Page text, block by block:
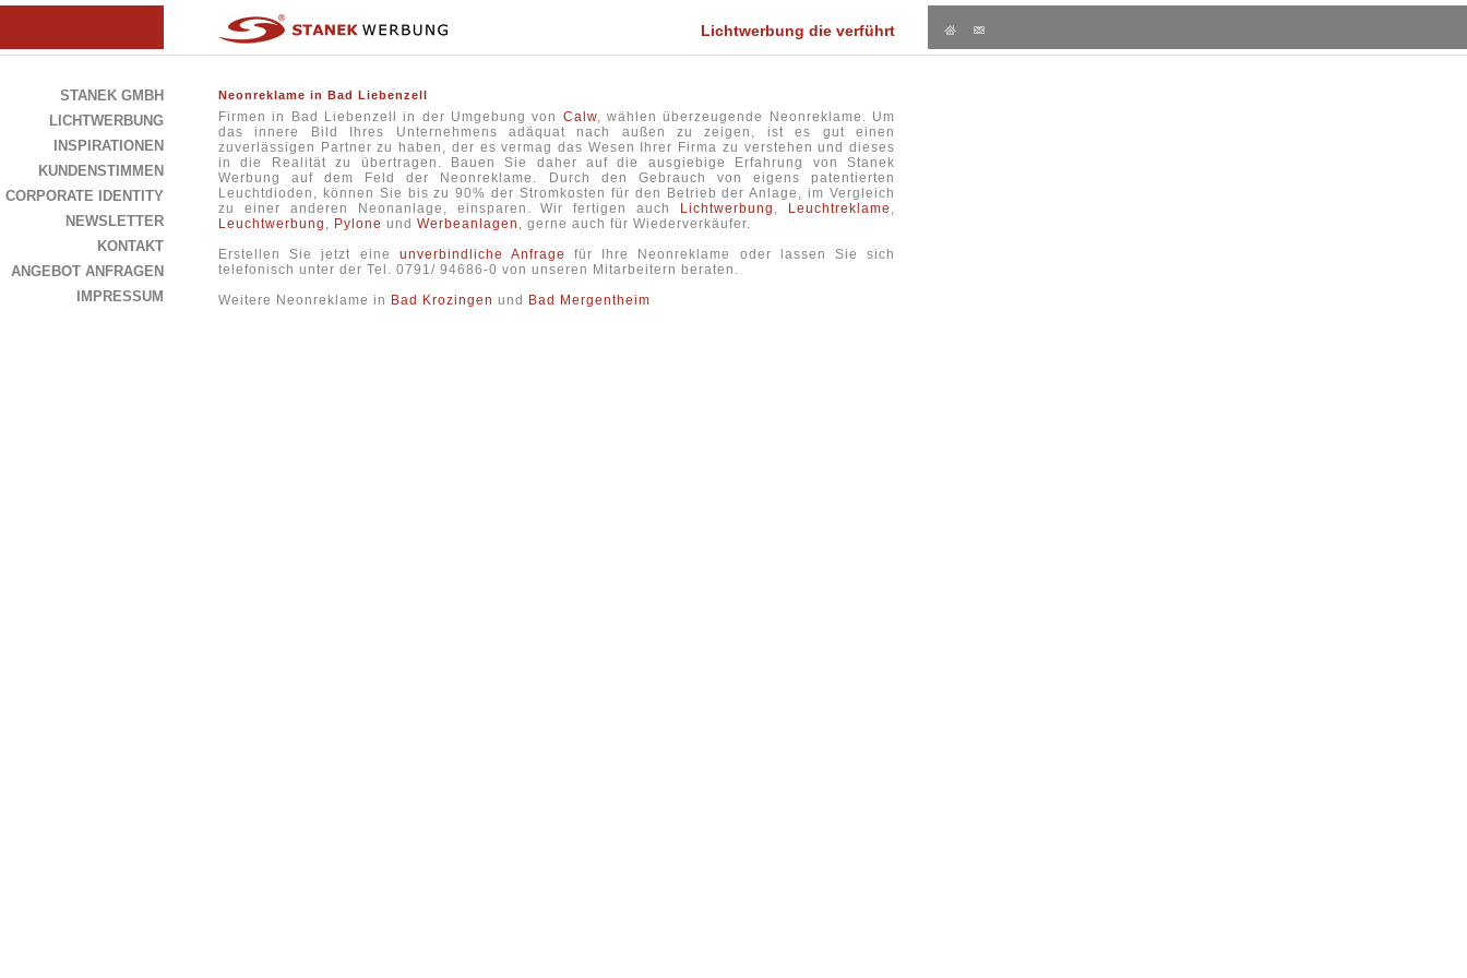
Lichtwerbung die verführt
STANEK GMBH
LICHTWERBUNG
INSPIRATIONEN
KUNDENSTIMMEN
CORPORATE IDENTITY
NEWSLETTER
KONTAKT
ANGEBOT ANFRAGEN
IMPRESSUM
Neonreklame in Bad Liebenzell
Firmen in Bad Liebenzell in der Umgebung von Calw, wählen überzeugende Neonreklame. Um
das innere Bild Ihres Unternehmens adäquat nach außen zu zeigen, ist es gut einen
zuverlässigen Partner zu haben, der es vermag das Wesen Ihrer Firma zu verstehen und dieses
in die Realität zu übertragen. Bauen Sie daher auf die ausgiebige Erfahrung von Stanek
Werbung auf dem Feld der Neonreklame. Durch den Gebrauch von eigens patentierten
Leuchtdioden, können Sie bis zu 90% der Stromkosten für den Betrieb der Anlage, im Vergleich
zu einer anderen Neonanlage, einsparen. Wir fertigen auch
Lichtwerbung , Leuchtreklame ,
Leuchtwerbung , Pylone und Werbeanlagen , gerne auch für Wiederverkäufer.
Erstellen Sie jetzt eine unverbindliche Anfrage
für Ihre Neonreklame oder lassen Sie sich
telefonisch unter der Tel. 0791/ 94686-0 von unseren Mitarbeitern beraten.
Weitere Neonreklame in Bad Krozingen und Bad Mergentheim